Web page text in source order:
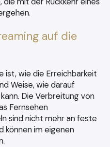
auf die
ist, wie die Erreichbarkeit
Weise, wie darauf
Die Verbreitung von
Fernsehen
sind nicht mehr an feste
können im eigenen